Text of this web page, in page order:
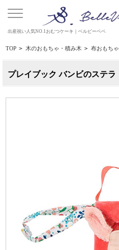
出産祝い人気NO.1おむつケーキ｜ベルビーベベ
TOP > 木のおもちゃ・積み木 > 布おもちゃ
プレイブック バンビのステラ